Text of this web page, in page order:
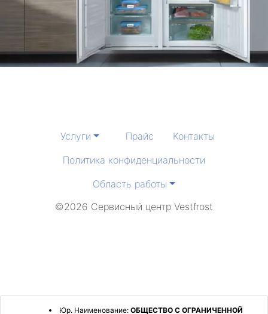
Услуги Прайс
Контакты
Политика конфиденциальности
Область работы
©2026 Сервисный центр Vestfrost
Юр. Наименование: ОБЩЕСТВО С ОГРАНИЧЕННОЙ